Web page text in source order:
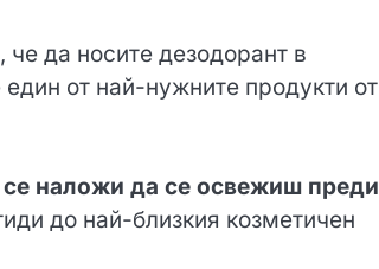
да носите дезодорант в
от най-нужните продукти от
наложи да се освежиш преди
до най-близкия козметичен